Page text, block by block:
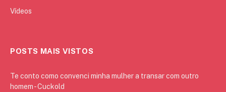
Vídeos
POSTS MAIS VISTOS
Te conto como convenci minha mulher a transar com outro
homem - Cuckold